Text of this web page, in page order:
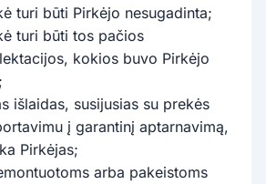
turi būti Pirkėjo nesugadinta;
turi būti tos pačios
kokios buvo Pirkėjo
išlaidas, susijusias su prekės
į garantinį aptarnavimą,
Pirkėjas;
arba pakeistoms